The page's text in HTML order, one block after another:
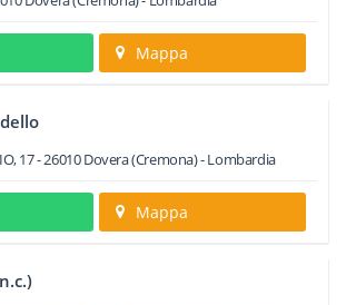
Mappa
17-26010Dovera(Cremona) -Lombardia
Mappa